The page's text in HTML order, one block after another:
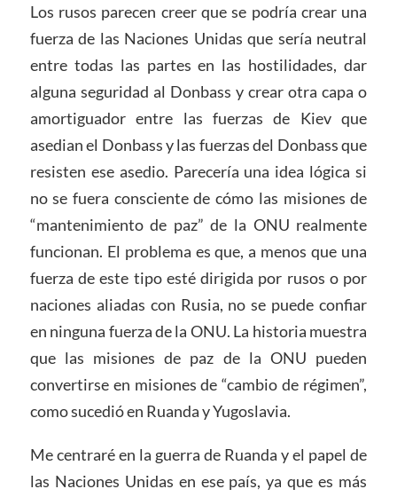
Los rusos parecen creer que se podría crear una
fuerza de las Naciones Unidas que sería neutral
entre todas las partes en las hostilidades, dar
alguna seguridad al Donbass y crear otra capa o
amortiguador entre las fuerzas de Kiev que
asedian el Donbass y las fuerzas del Donbass que
resisten ese asedio. Parecería una idea lógica si
no se fuera consciente de cómo las misiones de
“mantenimiento de paz” de la ONU realmente
funcionan. El problema es que, a menos que una
fuerza de este tipo esté dirigida por rusos o por
naciones aliadas con Rusia, no se puede confiar
en ninguna fuerza de la ONU. La historia muestra
que las misiones de paz de la ONU pueden
convertirse en misiones de “cambio de régimen”,
como sucedió en Ruanda y Yugoslavia.
Me centraré en la guerra de Ruanda y el papel de
las Naciones Unidas en ese país, ya que es más